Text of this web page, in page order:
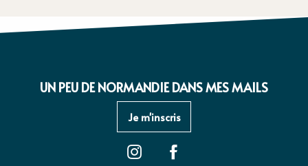
UN PEU DE NORMANDIE DANS MES MAILS
Je m'inscris